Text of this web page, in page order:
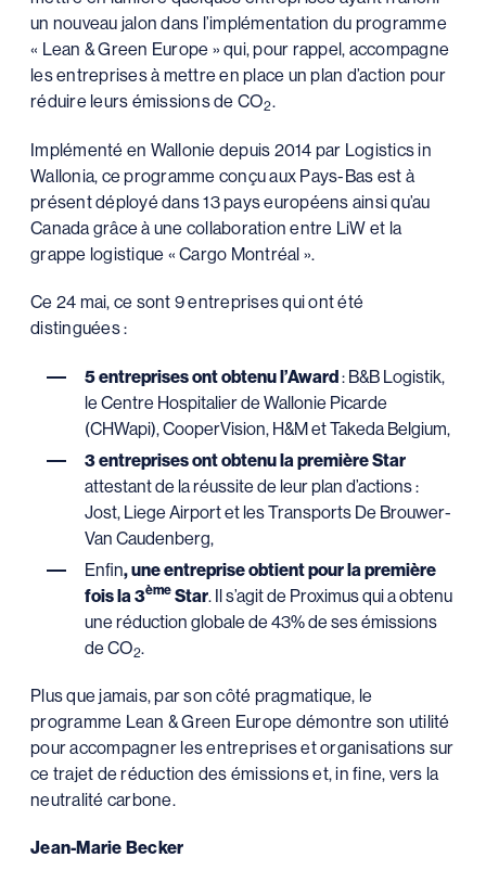
un nouveau jalon dans l’implémentation du programme
« Lean & Green Europe » qui, pour rappel, accompagne
les entreprises à mettre en place un plan d’action pour
réduire leurs émissions de CO2.
Implémenté en Wallonie depuis 2014 par Logistics in
Wallonia, ce programme conçu aux Pays-Bas est à
présent déployé dans 13 pays européens ainsi qu’au
Canada grâce à une collaboration entre LiW et la
grappe logistique « Cargo Montréal ».
Ce 24 mai, ce sont 9 entreprises qui ont été
distinguées :
5 entreprises ont obtenu l’Award: B&B Logistik,
le Centre Hospitalier de Wallonie Picarde
(CHWapi), CooperVision, H&M et Takeda Belgium,
3 entreprises ont obtenu la première Star
attestant de la réussite de leur plan d’actions :
Jost, Liege Airport et les Transports De Brouwer-
Van Caudenberg,
Enfin, une entreprise obtient pour la première
fois la 3ème Star. Il s’agit de Proximus qui a obtenu
une réduction globale de 43% de ses émissions
de CO2.
Plus que jamais, par son côté pragmatique, le
programme Lean & Green Europe démontre son utilité
pour accompagner les entreprises et organisations sur
ce trajet de réduction des émissions et, in fine, vers la
neutralité carbone.
Jean-Marie Becker